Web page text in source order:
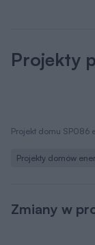
Projekty
Projekt domu SP086
Projekty domów
Zmiany w